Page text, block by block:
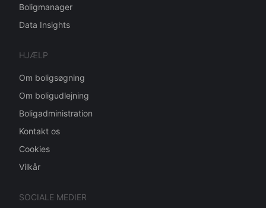
Boligmanager
Data Insights
HJÆLP
Om boligsøgning
Om boligudlejning
Boligadministration
Kontakt os
Cookies
Vilkår
SOCIALE MEDIER